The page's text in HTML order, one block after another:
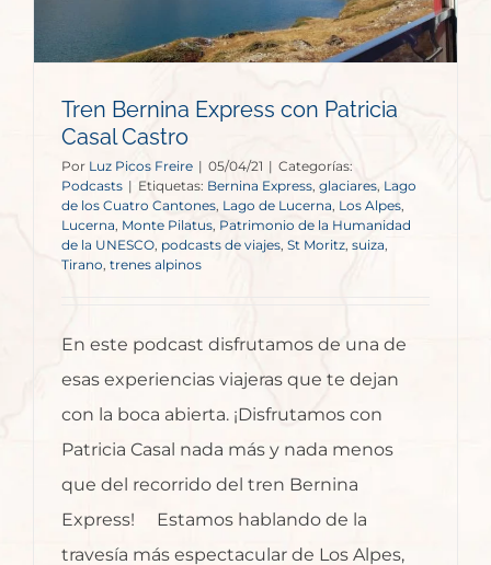
Tren Bernina Express con Patricia
Casal Castro
Por Luz Picos Freire | 05/04/21 | Categorías:
Podcasts | Etiquetas: Bernina Express, glaciares, Lago
de los Cuatro Cantones, Lago de Lucerna, Los Alpes,
Lucerna, Monte Pilatus, Patrimonio de la Humanidad
de la UNESCO, podcasts de viajes, St Moritz, suiza,
Tirano, trenes alpinos
En este podcast disfrutamos de una de
esas experiencias viajeras que te dejan
con la boca abierta. ¡Disfrutamos con
Patricia Casal nada más y nada menos
que del recorrido del tren Bernina
Express! Estamos hablando de la
travesía más espectacular de Los Alpes,